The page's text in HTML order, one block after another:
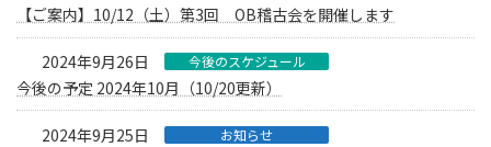
【ご案内】10/12（土）第3回 OB稽古会を開催します
2024年9月26日 今後のスケジュール
今後の予定 2024年10月（10/20更新）
2024年9月25日 お知らせ